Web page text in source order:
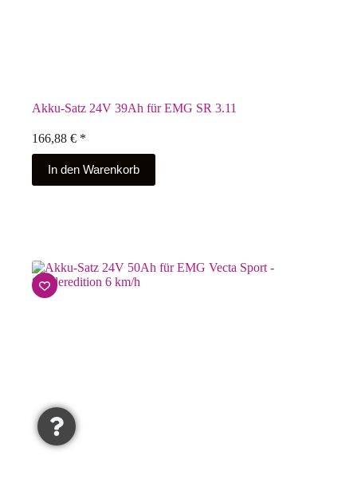
Akku-Satz 24V 39Ah für EMG SR 3.11
166,88 € *
In den Warenkorb